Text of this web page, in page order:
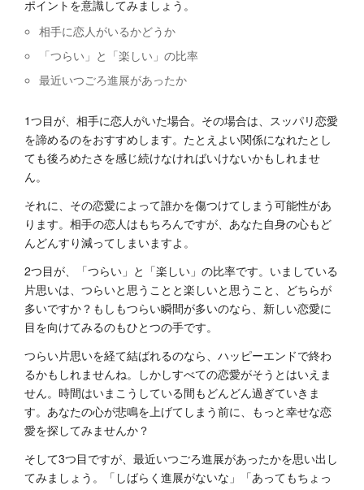
ポイントを意識してみましょう。
相手に恋人がいるかどうか
「つらい」と「楽しい」の比率
最近いつごろ進展があったか
1つ目が、相手に恋人がいた場合。その場合は、スッパリ恋愛
を諦めるのをおすすめします。たとえよい関係になれたとし
ても後ろめたさを感じ続けなければいけないかもしれませ
ん。
それに、その恋愛によって誰かを傷つけてしまう可能性があ
ります。相手の恋人はもちろんですが、あなた自身の心もど
んどんすり減ってしまいますよ。
2つ目が、「つらい」と「楽しい」の比率です。いましている
片思いは、つらいと思うことと楽しいと思うこと、どちらが
多いですか？もしもつらい瞬間が多いのなら、新しい恋愛に
目を向けてみるのもひとつの手です。
つらい片思いを経て結ばれるのなら、ハッピーエンドで終わ
るかもしれませんね。しかしすべての恋愛がそうとはいえま
せん。時間はいまこうしている間もどんどん過ぎていきま
す。あなたの心が悲鳴を上げてしまう前に、もっと幸せな恋
愛を探してみませんか？
そして3つ目ですが、最近いつごろ進展があったかを思い出し
てみましょう。「しばらく進展がないな」「あってもちょっ